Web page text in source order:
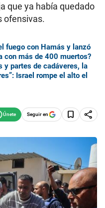
que ya había quedado
ofensivas.
fuego con Hamás y lanzó
con más de 400 muertos?
y partes de cadáveres, la
Israel rompe el alto el
Seguir en